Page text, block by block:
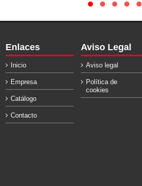
Enlaces
Inicio
Empresa
Catálogo
Contacto
Aviso Legal
Aviso legal
Política de
cookies